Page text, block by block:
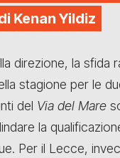
Kenan Yildiz
direzione, la sfida
stagione per le
del Via del Mare
la
Per il Lecce,